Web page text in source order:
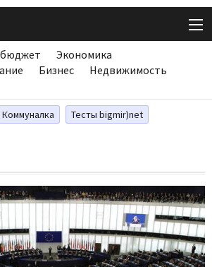
Экономика
Бизнес
Недвижимость
Коммуналка Тесты bigmir)net